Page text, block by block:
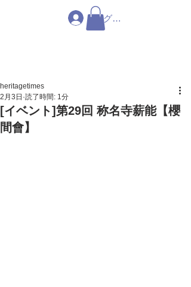
ログイン
[イベント]第29回 称名寺薪能【櫻
間會】
heritagetimes
2月3日 読了時間: 1分